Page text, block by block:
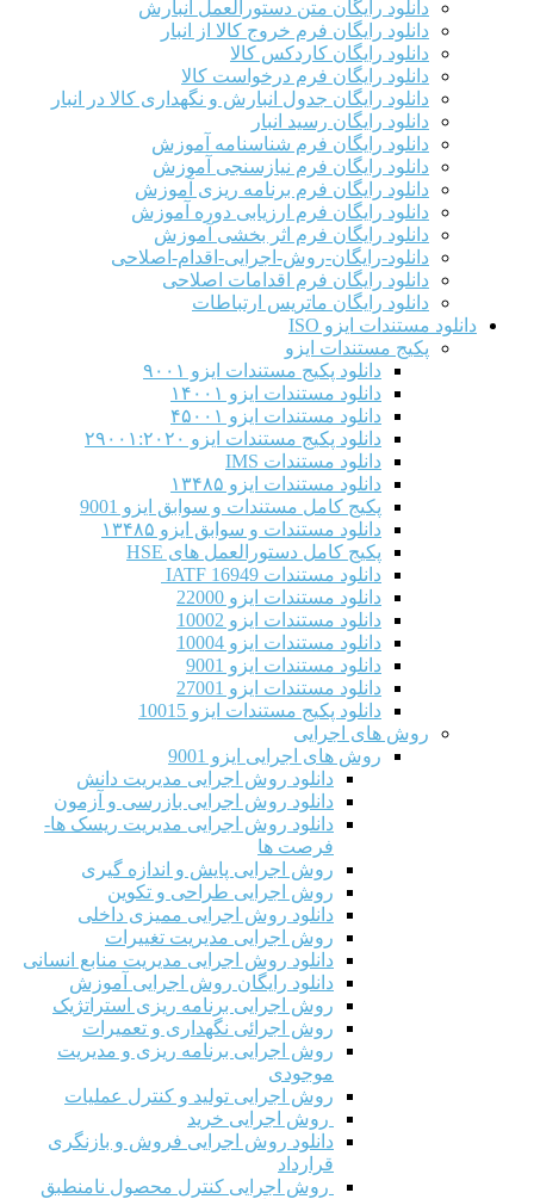
دانلود رایگان متن دستورالعمل انبارش
دانلود رایگان فرم خروج کالا از انبار
دانلود رایگان کاردکس کالا
دانلود رایگان فرم درخواست کالا
دانلود رایگان جدول انبارش و نگهداری کالا در انبار
دانلود رایگان رسید انبار
دانلود رایگان فرم شناسنامه آموزش
دانلود رایگان فرم نیازسنجی آموزش
دانلود رایگان فرم برنامه ریزی آموزش
دانلود رایگان فرم ارزیابی دوره آموزش
دانلود رایگان فرم اثر بخشی آموزش
دانلود-رایگان-روش-اجرایی-اقدام-اصلاحی
دانلود رایگان فرم اقدامات اصلاحی
دانلود رایگان ماتریس ارتباطات
دانلود مستندات ایزو ISO
پکیج مستندات ایزو
دانلود پکیج مستندات ایزو ۹۰۰۱
دانلود مستندات ایزو ۱۴۰۰۱
دانلود مستندات ایزو ۴۵۰۰۱
دانلود پکیج مستندات ایزو ۲۹۰۰۱:۲۰۲۰
دانلود مستندات IMS
دانلود مستندات ایزو ۱۳۴۸۵
پکیج کامل مستندات و سوابق ایزو 9001
دانلود مستندات و سوابق ایزو ۱۳۴۸۵
پکیج کامل دستورالعمل های HSE
دانلود مستندات IATF 16949
دانلود مستندات ایزو 22000
دانلود مستندات ایزو 10002
دانلود مستندات ایزو 10004
دانلود مستندات ایزو 9001
دانلود مستندات ایزو 27001
دانلود پکیج مستندات ایزو 10015
روش های اجرایی
روش های اجرایی ایزو 9001
دانلود روش اجرایی مدیریت دانش
دانلود روش اجرایی بازرسی و آزمون
دانلود روش اجرایی مدیریت ریسک ها-
فرصت ها
روش اجرایی پایش و اندازه گیری
روش اجرایی طراحی و تکوین
دانلود روش اجرایی ممیزی داخلی
روش اجرایی مدیریت تغییرات
دانلود روش اجرایی مدیریت منابع انسانی
دانلود رایگان روش اجرایی آموزش
روش اجرایی برنامه ریزی استراتژیک
روش اجرائی نگهداری و تعمیرات
روش اجرایی برنامه ریزی و مدیریت
موجودی
روش اجرایی تولید و کنترل عملیات
روش اجرایی خرید
دانلود روش اجرایی فروش و بازنگری
قرارداد
روش اجرایی کنترل محصول نامنطبق